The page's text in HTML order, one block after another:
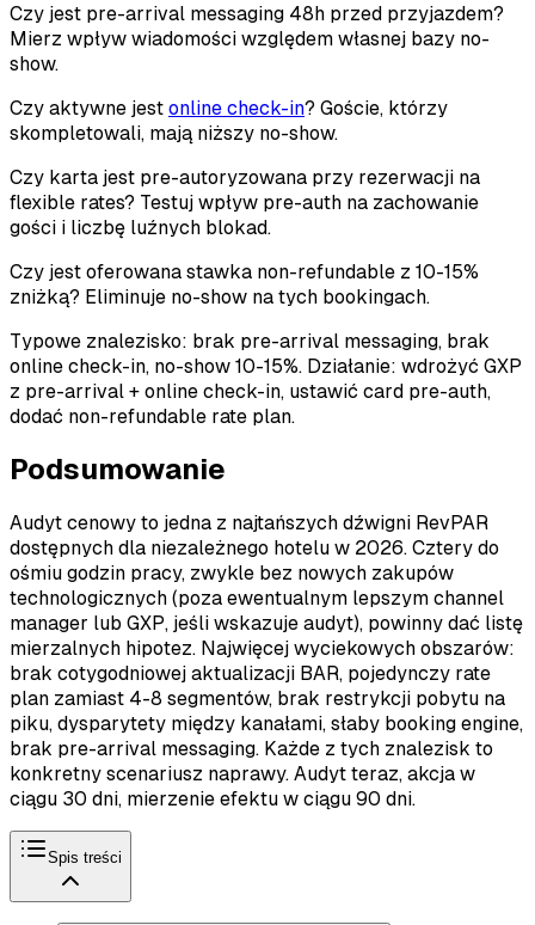
Czy jest pre-arrival messaging 48h przed przyjazdem?
Mierz wpływ wiadomości względem własnej bazy no-
show.
Czy aktywne jest online check-in? Goście, którzy
skompletowali, mają niższy no-show.
Czy karta jest pre-autoryzowana przy rezerwacji na
flexible rates? Testuj wpływ pre-auth na zachowanie
gości i liczbę luźnych blokad.
Czy jest oferowana stawka non-refundable z 10-15%
zniżką? Eliminuje no-show na tych bookingach.
Typowe znalezisko: brak pre-arrival messaging, brak
online check-in, no-show 10-15%. Działanie: wdrożyć GXP
z pre-arrival + online check-in, ustawić card pre-auth,
dodać non-refundable rate plan.
Podsumowanie
Audyt cenowy to jedna z najtańszych dźwigni RevPAR
dostępnych dla niezależnego hotelu w 2026. Cztery do
ośmiu godzin pracy, zwykle bez nowych zakupów
technologicznych (poza ewentualnym lepszym channel
manager lub GXP, jeśli wskazuje audyt), powinny dać listę
mierzalnych hipotez. Najwięcej wyciekowych obszarów:
brak cotygodniowej aktualizacji BAR, pojedynczy rate
plan zamiast 4-8 segmentów, brak restrykcji pobytu na
piku, dysparytety między kanałami, słaby booking engine,
brak pre-arrival messaging. Każde z tych znalezisk to
konkretny scenariusz naprawy. Audyt teraz, akcja w
ciągu 30 dni, mierzenie efektu w ciągu 90 dni.
Spis treści